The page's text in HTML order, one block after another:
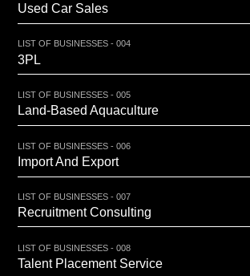
Used Car Sales
LIST OF BUSINESSES - 004
3PL
LIST OF BUSINESSES - 005
Land-Based Aquaculture
LIST OF BUSINESSES - 006
Import And Export
LIST OF BUSINESSES - 007
Recruitment Consulting
LIST OF BUSINESSES - 008
Talent Placement Service